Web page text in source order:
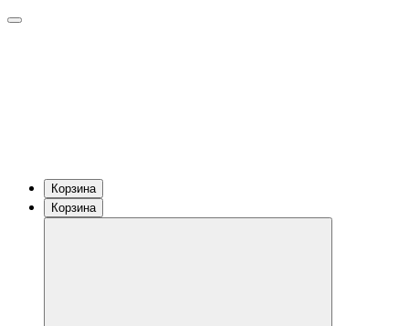
Корзина
Корзина